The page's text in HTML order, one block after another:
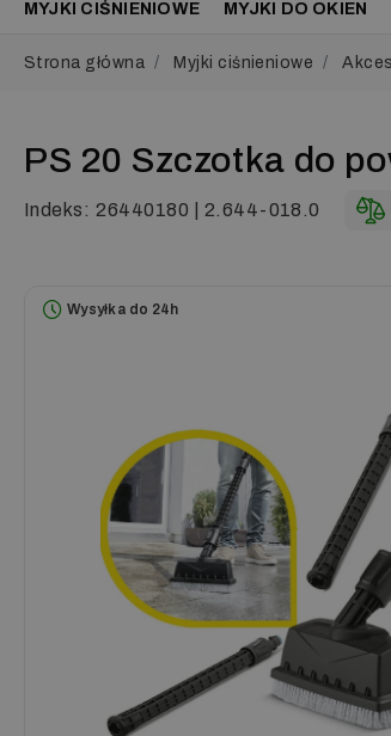
MYJKI CIŚNIENIOWE MYJKI DO OKIEN
Strona główna Myjki ciśnieniowe
PS 20 Szczotka do
Indeks: 26440180 | 2.644-018.0
Wysyłka do 24h